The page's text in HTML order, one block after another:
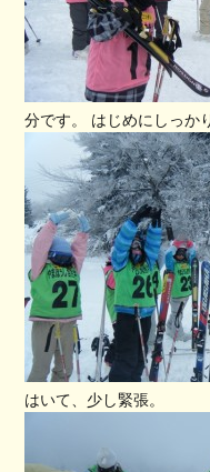
分です。 はじめにしっか
はいて、少し緊張。